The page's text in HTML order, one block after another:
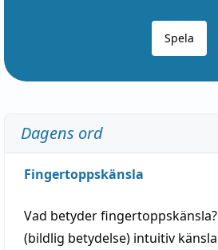
Spela
Dagens ord
Fingertoppskänsla
Vad betyderfingertoppskänsla?
(bildlig betydelse) intuitiv känsla